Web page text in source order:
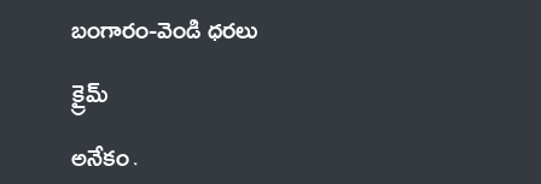
బంగారం-వెండి ధరలు
క్రైమ్
అనేకం